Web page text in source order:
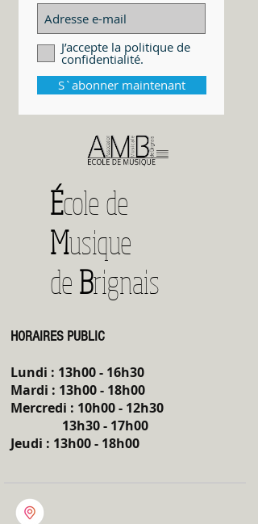
J’accepte la politique de
confidentialité.
S`abonner maintenant
École de
Musique
de Brignais
HORAIRES PUBLIC
Lundi : 13h00 - 16h30
Mardi : 13h00 - 18h00
Mercredi : 10h00 - 12h30
13h30 - 17h00
Jeudi : 13h00 - 18h00